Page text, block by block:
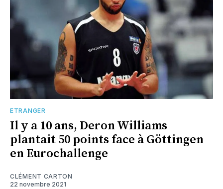
ETRANGER
Il y a 10 ans, Deron Williams
plantait 50 points face à Göttingen
en Eurochallenge
CLÉMENT CARTON
22 novembre 2021